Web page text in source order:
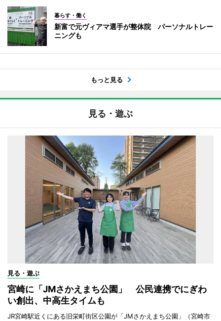
暮らす・働く
新富で元ヴィアマ選手が整体院 パーソナルトレー
ニングも
もっと見る
見る・遊ぶ
見る・遊ぶ
宮崎に「JMさかえまち公園」 公民連携でにぎわ
い創出、中高生タイムも
JR宮崎駅近くにある旧栄町街区公園が「JMさかえまち公園」（宮崎市